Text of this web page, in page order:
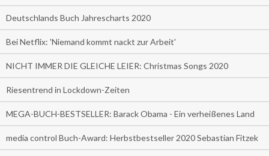
Deutschlands Buch Jahrescharts 2020
Bei Netflix: 'Niemand kommt nackt zur Arbeit'
NICHT IMMER DIE GLEICHE LEIER: Christmas Songs 2020
Riesentrend in Lockdown-Zeiten
MEGA-BUCH-BESTSELLER: Barack Obama - Ein verheißenes Land
media control Buch-Award: Herbstbestseller 2020 Sebastian Fitzek